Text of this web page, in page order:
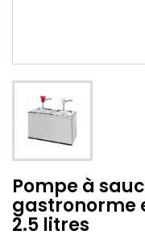
Pompe à
gastronorme
2.5 litres